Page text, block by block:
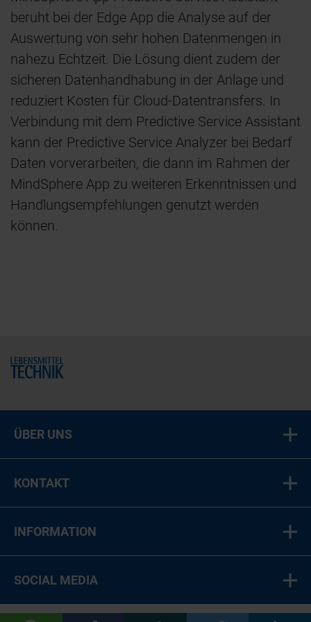
beruht bei der Edge App die Analyse auf der
Auswertung von sehr hohen Datenmengen in
nahezu Echtzeit. Die Lösung dient zudem der
sicheren Datenhandhabung in der Anlage und
reduziert Kosten für Cloud-Datentransfers. In
Verbindung mit dem Predictive Service Assistant
kann der Predictive Service Analyzer bei Bedarf
Daten vorverarbeiten, die dann im Rahmen der
MindSphere App zu weiteren Erkenntnissen und
Handlungsempfehlungen genutzt werden
können.
Home
ÜBER UNS
KONTAKT
INFORMATION
SOCIAL MEDIA